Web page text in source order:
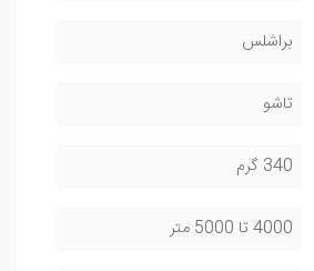
براشلس
تاشو
340 گرم
4000 تا 5000 متر